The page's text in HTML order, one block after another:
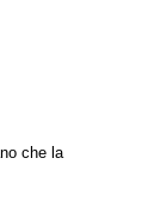
che la